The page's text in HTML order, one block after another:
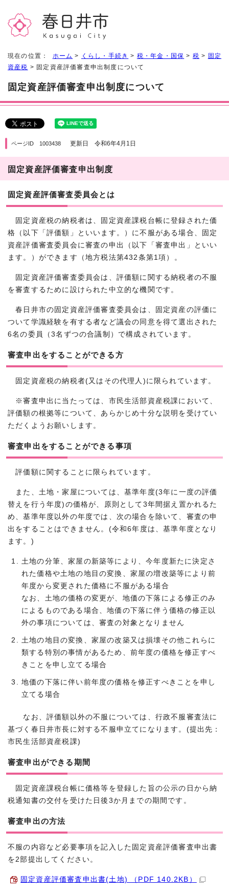
現在の位置： ホーム > くらし・手続き > 税・年金・国保 > 税 > 固定
資産税 > 固定資産評価審査申出制度について
固定資産評価審査申出制度について
ページID 1003438 更新日 令和6年4月1日
固定資産評価審査申出制度
固定資産評価審査委員会とは
固定資産税の納税者は、固定資産課税台帳に登録された価
格（以下「評価額」といいます。）に不服がある場合、固定
資産評価審査委員会に審査の申出（以下「審査申出」といい
ます。）ができます（地方税法第432条第1項）。
固定資産評価審査委員会は、評価額に関する納税者の不服
を審査するために設けられた中立的な機関です。
春日井市の固定資産評価審査委員会は、固定資産の評価に
ついて学識経験を有する者など議会の同意を得て選出された
6名の委員（3名ずつの合議制）で構成されています。
審査申出をすることができる方
固定資産税の納税者(又はその代理人)に限られています。
※審査申出に当たっては、市民生活部資産税課において、
評価額の根拠等について、あらかじめ十分な説明を受けてい
ただくようお願いします。
審査申出をすることができる事項
評価額に関することに限られています。
また、土地・家屋については、基準年度(3年に一度の評価
替えを行う年度)の価格が、原則として3年間据え置かれるた
め、基準年度以外の年度では、次の場合を除いて、審査の申
出をすることはできません。(令和6年度は、基準年度となり
ます。)
土地の分筆、家屋の新築等により、今年度新たに決定さ
れた価格や土地の地目の変換、家屋の増改築等により前
年度から変更された価格に不服がある場合
なお、土地の価格の変更が、地価の下落による修正のみ
によるものである場合、地価の下落に伴う価格の修正以
外の事項については、審査の対象となりません
土地の地目の変換、家屋の改築又は損壊その他これらに
類する特別の事情があるため、前年度の価格を修正すべ
きことを申し立てる場合
地価の下落に伴い前年度の価格を修正すべきことを申し
立てる場合
なお、評価額以外の不服については、行政不服審査法に
基づく春日井市長に対する不服申立てになります。(提出先：
市民生活部資産税課)
審査申出ができる期間
固定資産課税台帳に価格等を登録した旨の公示の日から納
税通知書の交付を受けた日後3か月までの期間です。
審査申出の方法
不服の内容など必要事項を記入した固定資産評価審査申出書
を2部提出してください。
固定資産評価審査申出書(土地) （PDF 140.2KB）